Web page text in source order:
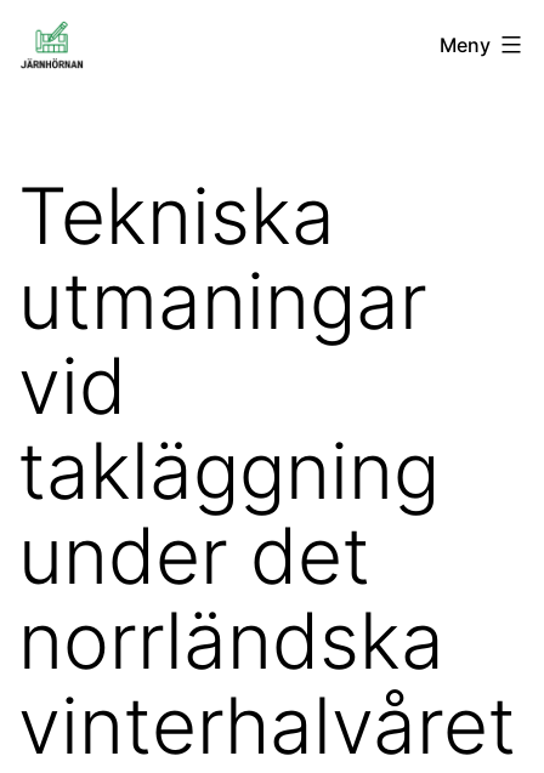
Hoppa
till Järnhörnan Meny
Tekniska
utmaningar
vid
takläggning
under det
norrländska
vinterhalvåret